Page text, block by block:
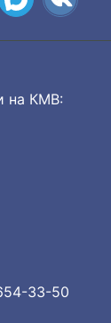
на КМВ:
33-50